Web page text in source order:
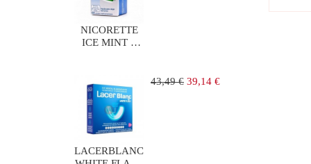
NICORETTE
ICE MINT 2
MEDICAMENTOS
LACERBLANC
Precio
43,49 € Precio
39,14 €